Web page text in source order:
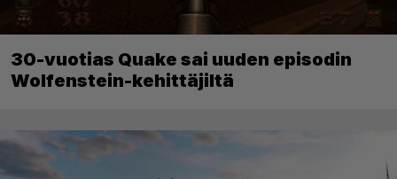
30-vuotias Quake sai uuden episodin
Wolfenstein-kehittäjiltä